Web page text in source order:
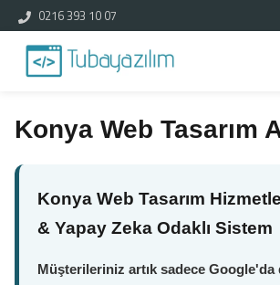
0216 393 10 07
Konya Web Tasarım
Konya Web Tasarım
& Yapay Zeka Odaklı Sistem
Müşterileriniz artık sadece Google'da